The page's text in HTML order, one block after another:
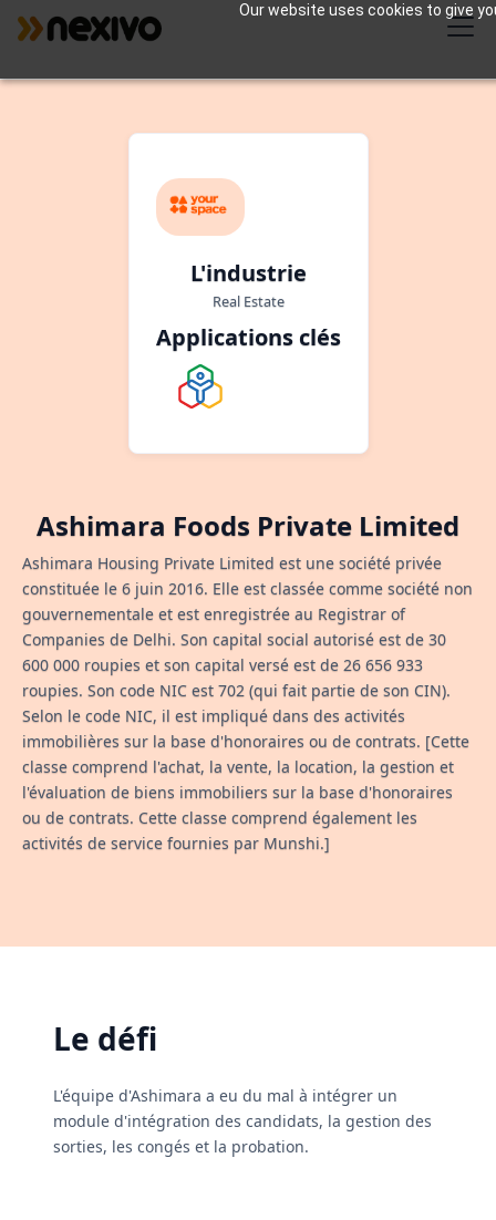
Our website uses cookies to give
L'industrie
Real Estate
Applications clés
Ashimara Foods Private Limited
Ashimara Housing Private Limited est une société privée
constituée le 6 juin 2016. Elle est classée comme société non
gouvernementale et est enregistrée au Registrar of
Companies de Delhi. Son capital social autorisé est de 30
600 000 roupies et son capital versé est de 26 656 933
roupies. Son code NIC est 702 (qui fait partie de son CIN).
Selon le code NIC, il est impliqué dans des activités
immobilières sur la base d'honoraires ou de contrats. [Cette
classe comprend l'achat, la vente, la location, la gestion et
l'évaluation de biens immobiliers sur la base d'honoraires
ou de contrats. Cette classe comprend également les
activités de service fournies par Munshi.]
Le défi
L'équipe d'Ashimara a eu du mal à intégrer un
module d'intégration des candidats, la gestion des
sorties, les congés et la probation.